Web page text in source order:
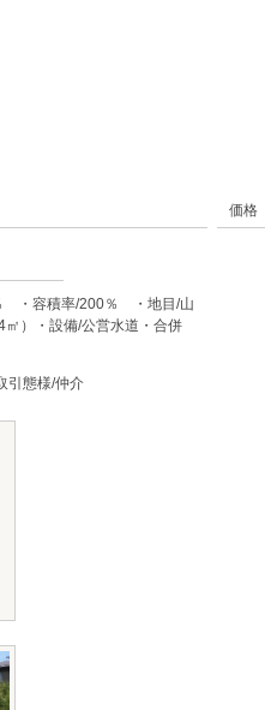
価格
・容積率/200％ ・地目/山
）・設備/公営水道・合併
引態様/仲介